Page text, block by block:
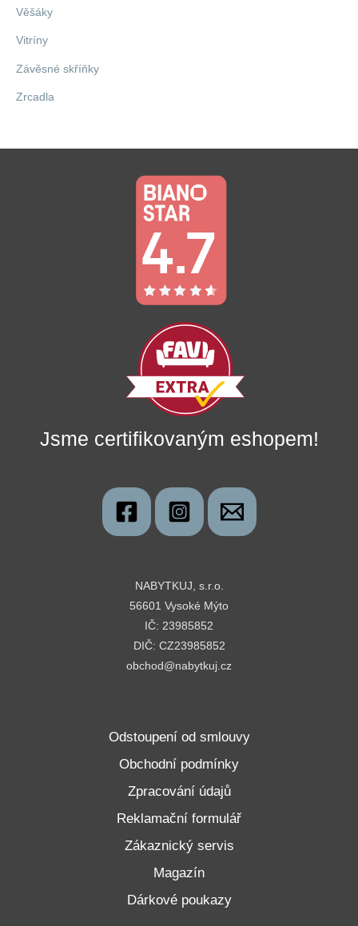
Věšáky
Vitríny
Závěsné skříňky
Zrcadla
Jsme certifikovaným eshopem!
NABYTKUJ, s.r.o.
56601 Vysoké Mýto
IČ: 23985852
DIČ: CZ23985852
obchod@nabytkuj.cz
Odstoupení od smlouvy
Obchodní podmínky
Zpracování údajů
Reklamační formulář
Zákaznický servis
Magazín
Dárkové poukazy